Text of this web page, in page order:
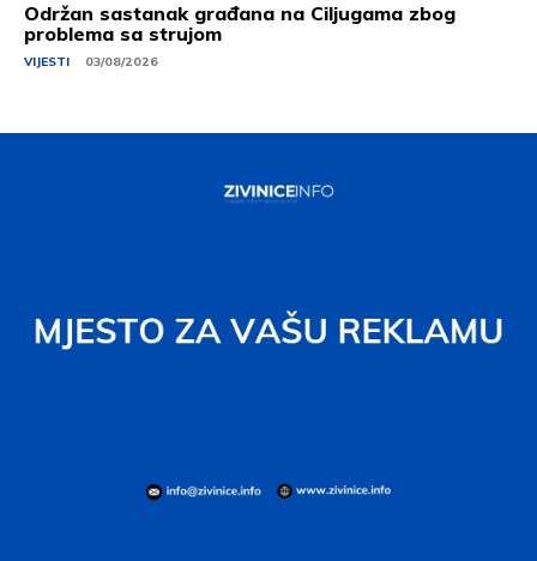
Održan sastanak građana na Ciljugama zbog
problema sa strujom
VIJESTI 03/08/2026